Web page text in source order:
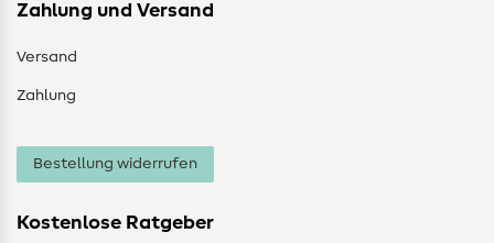
Zahlung und Versand
Versand
Zahlung
Bestellung widerrufen
Kostenlose Ratgeber